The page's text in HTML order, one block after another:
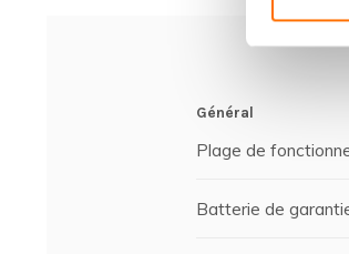
Général
Plage de
Batterie de